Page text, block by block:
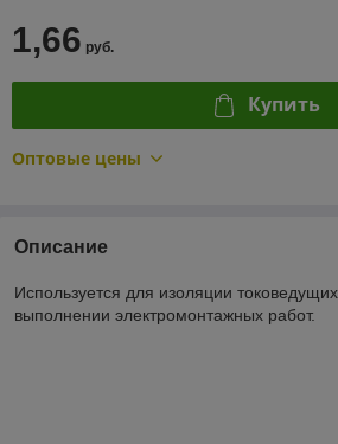
1,66 руб.
Купить
Оптовые цены
Описание
Используется для изоляции
выполнении электромонтажных работ.